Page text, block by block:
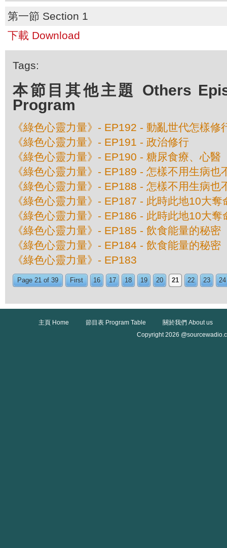
第一節 Section 1
下載 Download
Tags:
本節目其他主題 Others
Program
《綠色心靈力量》- EP192 - 動亂世代怎樣修
《綠色心靈力量》- EP191 - 政治修行
《綠色心靈力量》- EP190 - 糖尿食療、心醫
《綠色心靈力量》- EP189 - 怎樣不用生病也
《綠色心靈力量》- EP188 - 怎樣不用生病也
《綠色心靈力量》- EP187 - 此時此地10大奪
《綠色心靈力量》- EP186 - 此時此地10大奪
《綠色心靈力量》- EP185 - 飲食能量的秘密
《綠色心靈力量》- EP184 - 飲食能量的秘密
《綠色心靈力量》- EP183
Page 21 of 39 First 16 17 18 19 20 21 22 23 24
主頁 Home 節目表 Program Table
關於我們 About us
Copyright 2026